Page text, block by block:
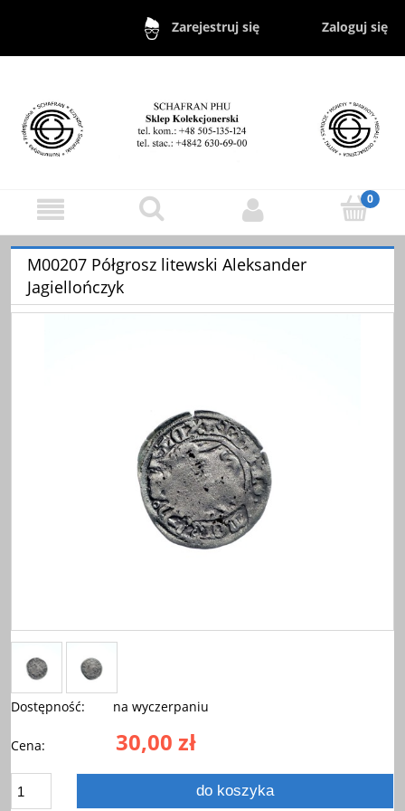
Zarejestruj się Zaloguj się
M00207 Półgrosz litewski Aleksander
Jagiellończyk
Dostępność: na wyczerpaniu
Cena: 30,00 zł
do koszyka